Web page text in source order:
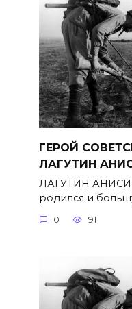
ГЕРОЙ
ЛАГУТИН
ЛАГУТИН
родился и
0 91